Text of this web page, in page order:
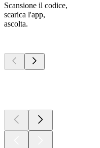
Scansione il codice,
scarica l'app,
ascolta.